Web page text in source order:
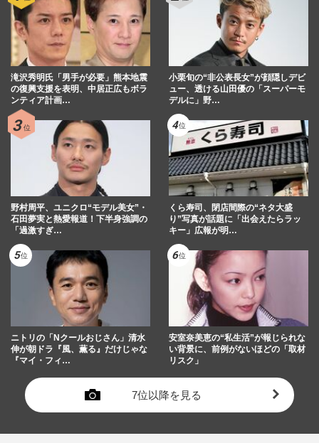
滝沢秀明氏「男手が必要」熊本地震
の復興支援を表明、中居正広もボラ
ンティア計画…
小栗旬の“非公表長女”が顔隠しデビ
ュー、透ける山田優の「スーパーモ
デルに」野…
野村周平、ユニクロ“モデル美女”・
石田夢実と熱愛報道！下半身強調の
「過激すぎ…
くら寿司、閉店間際の“ネタ大盛
り”写真が話題に「出会えたらラッ
キー」広報が明…
ニトリの「Nクールおじさん」清水
伸が朝ドラ『風、薫る』だけじゃな
『マイ・フィ…
安室奈美恵の“私生活”が報じられな
い背景に、前例がないほどの「取材
リスク」
7位以降を見る